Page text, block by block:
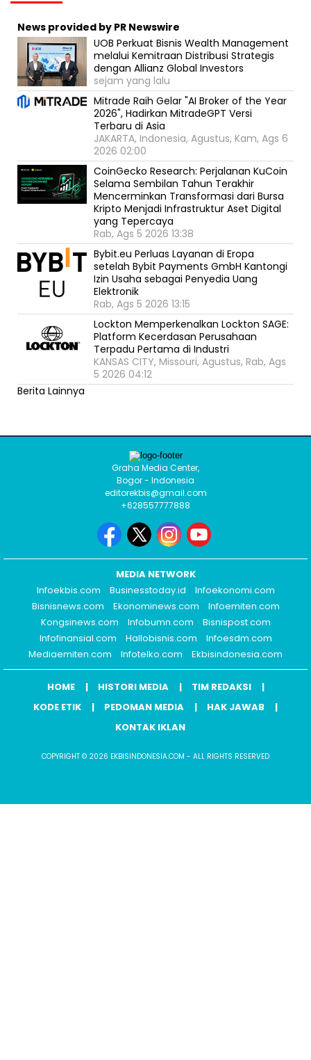
News provided by PR Newswire
UOB Perkuat Bisnis Wealth Management
melalui Kemitraan Distribusi Strategis
dengan Allianz Global Investors
sejam yang lalu
Mitrade Raih Gelar "AI Broker of the Year
2026", Hadirkan MitradeGPT Versi
Terbaru di Asia
JAKARTA, Indonesia, Agustus, Kam, Ags 6
2026 02:00
CoinGecko Research: Perjalanan KuCoin
Selama Sembilan Tahun Terakhir
Mencerminkan Transformasi dari Bursa
Kripto Menjadi Infrastruktur Aset Digital
yang Tepercaya
Rab, Ags 5 2026 13:38
Bybit.eu Perluas Layanan di Eropa
setelah Bybit Payments GmbH Kantongi
Izin Usaha sebagai Penyedia Uang
Elektronik
Rab, Ags 5 2026 13:15
Lockton Memperkenalkan Lockton SAGE:
Platform Kecerdasan Perusahaan
Terpadu Pertama di Industri
KANSAS CITY, Missouri, Agustus, Rab, Ags
5 2026 04:12
Berita Lainnya
Graha Media Center,
Bogor - Indonesia
editorekbis@gmail.com
+628557777888
MEDIA NETWORK
Infoekbis.com
Businesstoday.id
Infoekonomi.com
Bisnisnews.com
Ekonominews.com
Infoemiten.com
Kongsinews.com
Infobumn.com
Bisnispost.com
Infofinansial.com
Hallobisnis.com
Infoesdm.com
Mediaemiten.com
Infotelko.com Ekbisindonesia.com
HOME HISTORI MEDIA
TIM REDAKSI
KODE ETIK
PEDOMAN MEDIA
HAK JAWAB
KONTAK IKLAN
COPYRIGHT © 2026 EKBISINDONESIA.COM - ALL RIGHTS RESERVED